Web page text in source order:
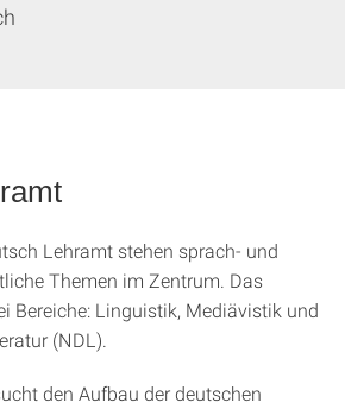
Lehramt stehen sprach- und
Themen im Zentrum. Das
Bereiche: Linguistik, Mediävistik und
(NDL).
den Aufbau der deutschen